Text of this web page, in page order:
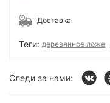
Доставка
Теги: деревянное ложе
Следи за нами: